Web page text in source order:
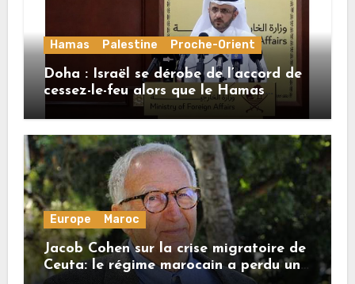
Hamas Palestine Proche-Orient
Doha : Israël se dérobe de l’accord de
cessez-le-feu alors que le Hamas
honore ses engagements
Europe Maroc
Jacob Cohen sur la crise migratoire de
Ceuta: le régime marocain a perdu une